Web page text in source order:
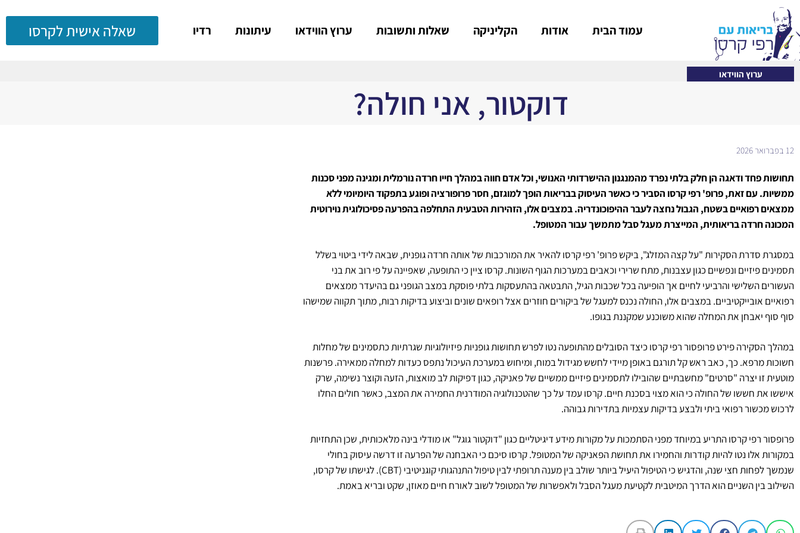
עמוד הבית אודות הקליניקה שאלות ותשובות ערוץ הווידאו עיתונות רדיו שאלה אישית לקרסו
ערוץ הווידאו
דוקטור, אני חולה?
12 בפברואר 2026
תחושות פחד ודאגה הן חלק בלתי נפרד מהמנגנון ההישרדותי האנושי, וכל אדם חווה במהלך חייו חרדה נורמלית ומגינה מפני סכנות
ממשיות. עם זאת, פרופ' רפי קרסו הסביר כי כאשר העיסוק בבריאות הופך למוגזם, חסר פרופורציה ופוגע בתפקוד היומיומי ללא
ממצאים רפואיים בשטח, הגבול נחצה לעבר ההיפוכונדריה. במצבים אלו, הזהירות הטבעית התחלפה בהפרעה פסיכולוגית נוירוטית
המכונה חרדה בריאותית, המייצרת מעגל סבל מתמשך עבור המטופל.
במסגרת סדרת הסקירות "על קצה המזלג", ביקש פרופ' רפי קרסו להאיר את המורכבות של אותה חרדה גופנית, שבאה לידי ביטוי בשלל
תסמינים פיזיים ונפשיים כגון עצבנות, מתח שרירי וכאבים במערכות הגוף השונות. קרסו ציין כי התופעה, שאפיינה על פי רוב את בני
העשורים השלישי והרביעי לחיים אך הופיעה בכל שכבות הגיל, התבטאה בהתעסקות בלתי פוסקת במצב הגופני גם בהיעדר ממצאים
רפואיים אובייקטיביים. במצבים אלו, החולה נכנס למעגל של ביקורים חוזרים אצל רופאים שונים וביצוע בדיקות רבות, מתוך תקווה שמישהו
סוף סוף יאבחן את המחלה שהוא משוכנע שמקננת בגופו.
במהלך הסקירה פירט פרופסור רפי קרסו כיצד הסובלים מהתופעה נטו לפרש תחושות גופניות פיזיולוגיות שגרתיות כתסמינים של מחלות
חשוכות מרפא. כך, כאב ראש קל תורגם באופן מיידי לחשש מגידול במוח, ומיחוש במערכת העיכול נתפס כעדות למחלה ממאירה. פרשנות
מוטעית זו יצרה "סרטים" מחשבתיים שהובילו לתסמינים פיזיים ממשיים של פאניקה, כגון דפיקות לב מואצות, הזעה וקוצר נשימה, שרק
איששו את חששו של החולה כי הוא מצוי בסכנת חיים. קרסו עמד על כך שהטכנולוגיה המודרנית החמירה את המצב, כאשר חולים החלו
לרכוש מכשור רפואי ביתי ולבצע בדיקות עצמיות בתדירות גבוהה.
פרופסור רפי קרסו התריע במיוחד מפני הסתמכות על מקורות מידע דיגיטליים כגון "דוקטור גוגל" או מודלי בינה מלאכותית, שכן התחזיות
במקורות אלו נטו להיות קודרות והחמירו את תחושת הפאניקה של המטופל. קרסו סיכם כי האבחנה של הפרעה זו דרשה עיסוק בחולי
שנמשך לפחות חצי שנה, והדגיש כי הטיפול היעיל ביותר שולב בין מענה תרופתי לבין טיפול התנהגותי קוגניטיבי (CBT). לגישתו של קרסו,
השילוב בין השניים הוא הדרך המיטבית לקטיעת מעגל הסבל ולאפשרות של המטופל לשוב לאורח חיים מאוזן, שקט ובריא באמת.